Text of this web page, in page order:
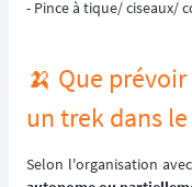
- Pince à tique/ ciseaux/
🍌 Que
un trek dans
Selon l'organisation